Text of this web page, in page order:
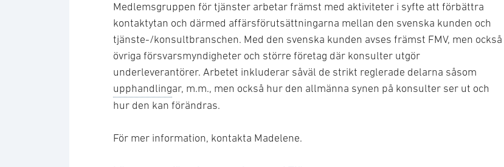
Medlemsgruppen för tjänster arbetar främst med aktiviteter i syfte att förbättra
kontaktytan och därmed affärsförutsättningarna mellan den svenska kunden och
tjänste-/konsultbranschen. Med den svenska kunden avses främst FMV, men också
övriga försvarsmyndigheter och större företag där konsulter utgör
underleverantörer. Arbetet inkluderar såväl de strikt reglerade delarna såsom
upphandlingar, m.m., men också hur den allmänna synen på konsulter ser ut och
hur den kan förändras.
För mer information, kontakta Madelene.